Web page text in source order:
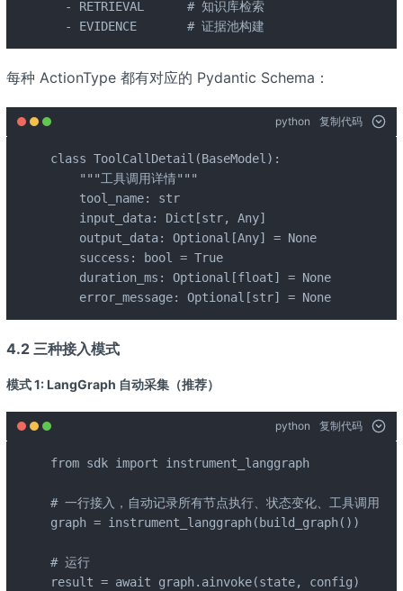
  - RETRIEVAL      # 知识库检索
  - EVIDENCE       # 证据池构建
每种 ActionType 都有对应的 Pydantic Schema：
python 复制代码
class ToolCallDetail(BaseModel):
    """工具调用详情"""
    tool_name: str
    input_data: Dict[str, Any]
    output_data: Optional[Any] = None
    success: bool = True
    duration_ms: Optional[float] = None
    error_message: Optional[str] = None
4.2 三种接入模式
模式 1: LangGraph 自动采集（推荐）
python 复制代码
from sdk import instrument_langgraph
# 一行接入，自动记录所有节点执行、状态变化、工具调用
graph = instrument_langgraph(build_graph())
# 运行
result = await graph.ainvoke(state, config)